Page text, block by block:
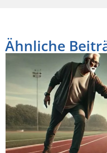
Ähnliche